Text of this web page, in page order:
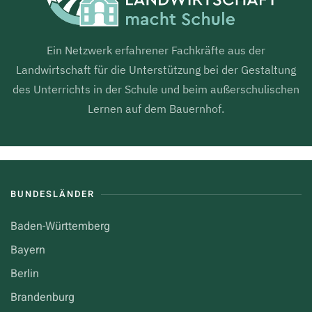
Ein Netzwerk erfahrener Fachkräfte aus der
Landwirtschaft für die Unterstützung bei der Gestaltung
des Unterrichts in der Schule und beim außerschulischen
Lernen auf dem Bauernhof.
BUNDESLÄNDER
Baden-Württemberg
Bayern
Berlin
Brandenburg